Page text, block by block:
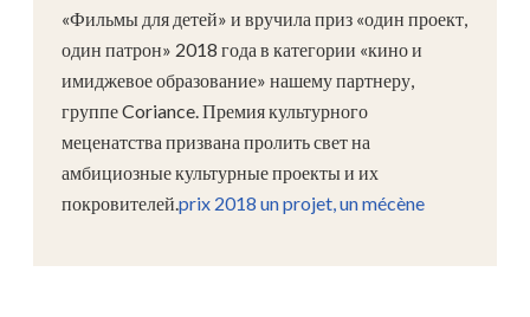
«Фильмы для детей» и вручила приз «один проект,
один патрон» 2018 года в категории «кино и
имиджевое образование» нашему партнеру,
группе Coriance. Премия культурного
меценатства призвана пролить свет на
амбициозные культурные проекты и их
покровителей. prix 2018 un projet, un mécène